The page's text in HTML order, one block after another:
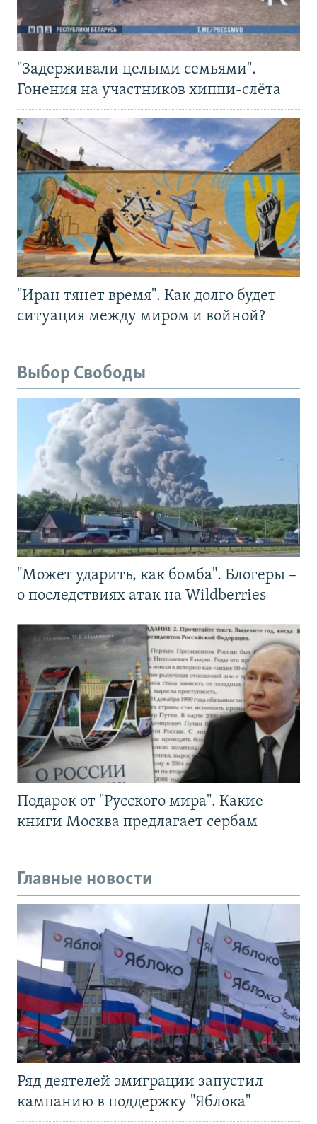
"Задерживали целыми семьями".
Гонения на участников хиппи-слёта
"Иран тянет время". Как долго будет
ситуация между миром и войной?
Выбор Свободы
"Может ударить, как бомба". Блогеры –
о последствиях атак на Wildberries
Подарок от "Русского мира". Какие
книги Москва предлагает сербам
Главные новости
Ряд деятелей эмиграции запустил
кампанию в поддержку "Яблока"